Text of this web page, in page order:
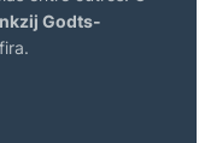
Godts-